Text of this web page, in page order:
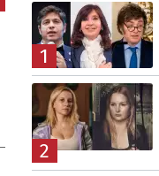
1
2